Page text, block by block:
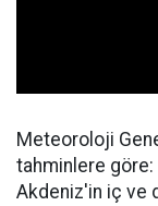
Meteoroloji
tahminlere
Akdeniz'in iç ve